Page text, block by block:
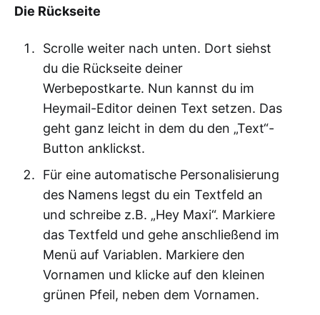
Die Rückseite
Scrolle weiter nach unten. Dort siehst
du die Rückseite deiner
Werbepostkarte. Nun kannst du im
Heymail-Editor deinen Text setzen. Das
geht ganz leicht in dem du den „Text“-
Button anklickst.
Für eine automatische Personalisierung
des Namens legst du ein Textfeld an
und schreibe z.B. „Hey Maxi“. Markiere
das Textfeld und gehe anschließend im
Menü auf Variablen. Markiere den
Vornamen und klicke auf den kleinen
grünen Pfeil, neben dem Vornamen.